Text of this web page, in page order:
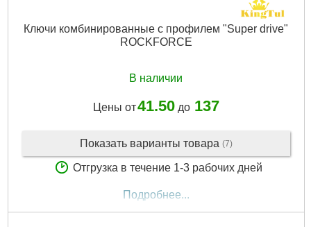
Ключи комбинированные с профилем "Super drive"
ROCKFORCE
В наличии
Цены от41.50до 137
Показать варианты товара (7)
Отгрузка в течение 1-3 рабочих дней
Подробнее...